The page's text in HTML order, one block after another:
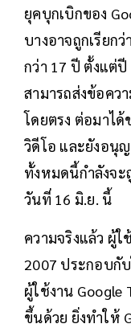
ยุคบุกเบิกของ
บางอาจถูกเรียก
กว่า 17 ปี ตั้งแต่
สามารถส่งข้อคว
โดยตรง ต่อมาได้
วิดีโอ และยังอนุ
ทั้งหมดนี้กำลังจะ
วันที่ 16 มิ.ย. นี้
ความจริงแล้ว ผู้
2007 ประกอบกั
ผู้ใช้งาน Google
ขึ้นด้วย ยิ่งทำให้